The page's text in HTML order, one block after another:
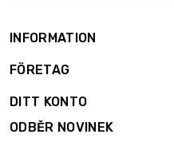
INFORMATION
FÖRETAG
DITT KONTO
ODBĚR NOVINEK